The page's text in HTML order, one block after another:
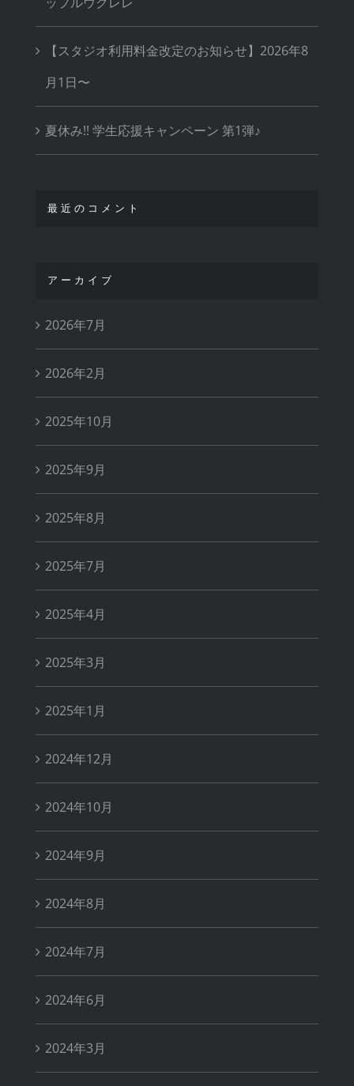
【スタジオ利用料金改定のお知らせ】2026年8
月1日〜
夏休み!! 学生応援キャンペーン 第1弾♪
最近のコメント
アーカイブ
2026年7月
2026年2月
2025年10月
2025年9月
2025年8月
2025年7月
2025年4月
2025年3月
2025年1月
2024年12月
2024年10月
2024年9月
2024年8月
2024年7月
2024年6月
2024年3月